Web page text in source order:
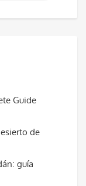
Guide
de
guía